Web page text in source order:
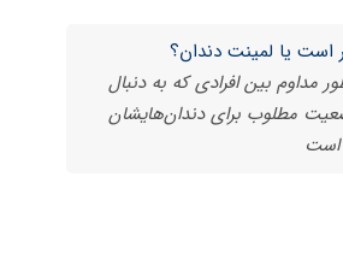
است یا لمینت دندان؟
مداوم بین افرادی که به دنبال
مطلوب برای دندان‌هایشان